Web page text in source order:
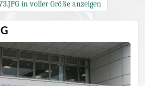
in voller Größe anzeigen